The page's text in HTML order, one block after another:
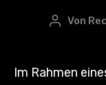
Von
Im Rahmen